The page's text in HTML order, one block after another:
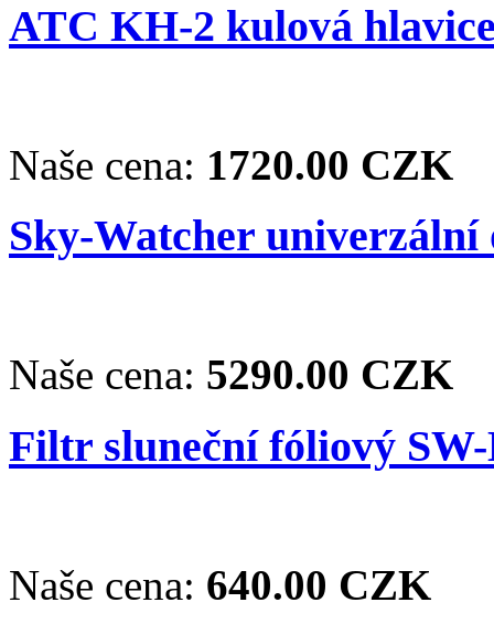
ATC KH-2 kulová
Naše cena: 1720.00 CZK
Sky-Watcher univerzální
Naše cena: 5290.00 CZK
Filtr sluneční fóliový SW-
Naše cena: 640.00 CZK